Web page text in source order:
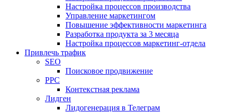
Настройка процессов производства
Управление маркетингом
Повышение эффективности маркетинга
Разработка продукта за 3 месяца
Настройка процессов маркетинг-отдела
Привлечь трафик
SEO
Поисковое продвижение
PPC
Контекстная реклама
Лидген
Лидогенерация в Телеграм